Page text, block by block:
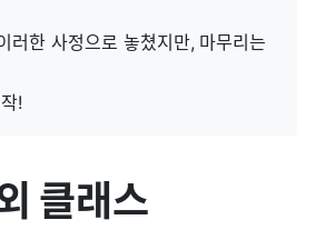
러한 사정으로 놓쳤지만, 마무리는
!
클래스